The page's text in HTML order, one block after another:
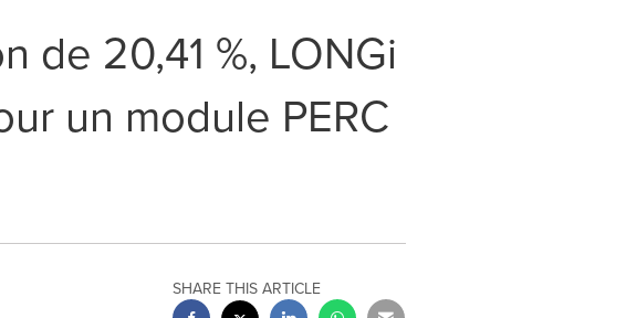
de 20,41 %, LONGi
un module PERC
SHARE THIS ARTICLE